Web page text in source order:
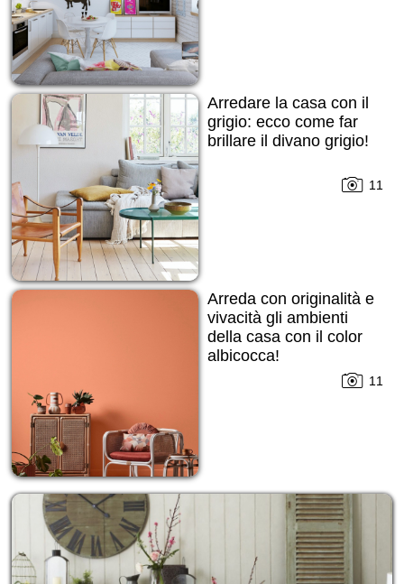
Arredare la casa con il
grigio: ecco come far
brillare il divano grigio!
11
Arreda con originalità e
vivacità gli ambienti
della casa con il color
albicocca!
11